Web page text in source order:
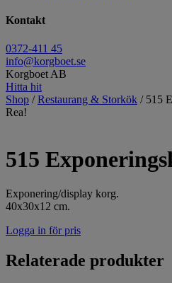
Kontakt
0372-411 45
info@korgboet.se
Korgboet AB
Hitta hit
Shop /Restaurang & Storkök / 515
Rea!
515
Exponering/display korg.
40x30x12 cm.
Logga in för pris
Relaterade produkter